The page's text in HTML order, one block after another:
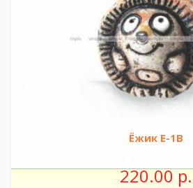
Ёжик Е-1В
220.00 р.